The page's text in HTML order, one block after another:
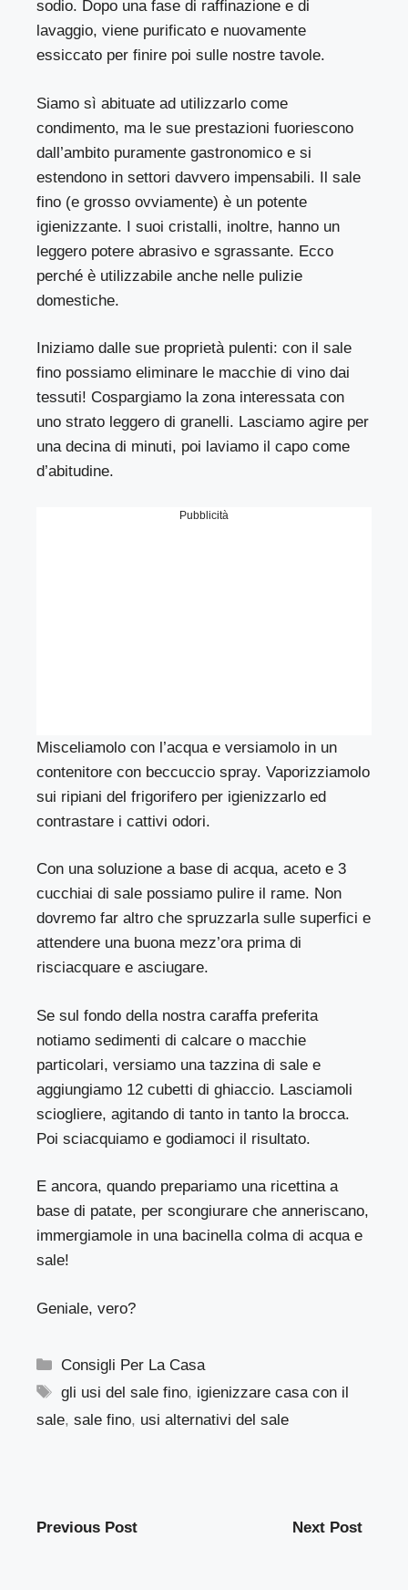
sodio. Dopo una fase di raffinazione e di
lavaggio, viene purificato e nuovamente
essiccato per finire poi sulle nostre tavole.
Siamo sì abituate ad utilizzarlo come
condimento, ma le sue prestazioni fuoriescono
dall’ambito puramente gastronomico e si
estendono in settori davvero impensabili. Il sale
fino (e grosso ovviamente) è un potente
igienizzante. I suoi cristalli, inoltre, hanno un
leggero potere abrasivo e sgrassante. Ecco
perché è utilizzabile anche nelle pulizie
domestiche.
Iniziamo dalle sue proprietà pulenti: con il sale
fino possiamo eliminare le macchie di vino dai
tessuti! Cospargiamo la zona interessata con
uno strato leggero di granelli. Lasciamo agire per
una decina di minuti, poi laviamo il capo come
d’abitudine.
Pubblicità
Misceliamolo con l’acqua e versiamolo in un
contenitore con beccuccio spray. Vaporizziamolo
sui ripiani del frigorifero per igienizzarlo ed
contrastare i cattivi odori.
Con una soluzione a base di acqua, aceto e 3
cucchiai di sale possiamo pulire il rame. Non
dovremo far altro che spruzzarla sulle superfici e
attendere una buona mezz’ora prima di
risciacquare e asciugare.
Se sul fondo della nostra caraffa preferita
notiamo sedimenti di calcare o macchie
particolari, versiamo una tazzina di sale e
aggiungiamo 12 cubetti di ghiaccio. Lasciamoli
sciogliere, agitando di tanto in tanto la brocca.
Poi sciacquiamo e godiamoci il risultato.
E ancora, quando prepariamo una ricettina a
base di patate, per scongiurare che anneriscano,
immergiamole in una bacinella colma di acqua e
sale!
Geniale, vero?
Categorie
Consigli Per La Casa
Tag
gli usi del sale fino, igienizzare casa con il
sale, sale fino, usi alternativi del sale
Previous Post Next Post